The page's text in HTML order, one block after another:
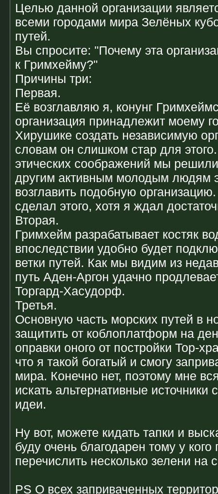
Целью данной организации
всеми городами мира Зелёных
путей.
Вы спросите: "Почему эта
к Гримхейму?"
Причины три:
Первая.
Её возглавляю я, конунг
организация принадлежит моему
Хирушике создать независимую
словам он слишком стар для
этических соображений мы
другим активным молодым людям
возглавить подобную
сделал этого, хотя я ждал
Вторая.
Гримхейм разрабатывает костяк
впоследствии удобно будет
ветки путей. Как мы видим из
путь Аден-Аргон удачно
Торгард-Хасудорф.
Третья.
Основную часть морских путей в
защитить от коблоплатформ на
оправки оного от постройки Тор-
что я такой богатый и смогу
мира. Конечно нет, поэтому мне
искать альтернативные источники
идеи.
Ну вот, можете кидать тапки и
буду очень благодарен тому у
перечислить несколько зелени на
PS О всех заприваченных